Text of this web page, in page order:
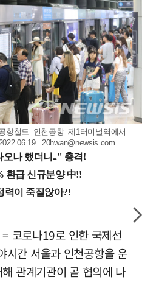
항철도 인천공항 제1터미널역에서
20hwan@newsis.com
코로나19로 인한 국제선
시간 서울과 인천공항을 운
관계기관이 곧 협의에 나